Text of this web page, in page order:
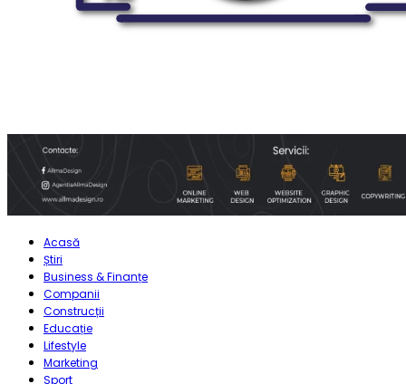
Acasă
Știri
Business & Finanțe
Companii
Construcții
Educație
Lifestyle
Marketing
Sport